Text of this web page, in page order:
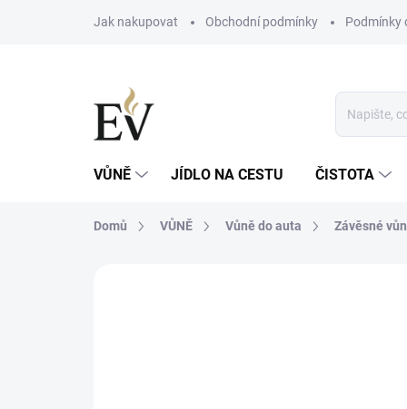
Jak nakupovat Obchodní podmínky Podmínky
VŮNĚ JÍDLO NA CESTU ČISTOTA
Domů VŮNĚ Vůně do auta Závěsné